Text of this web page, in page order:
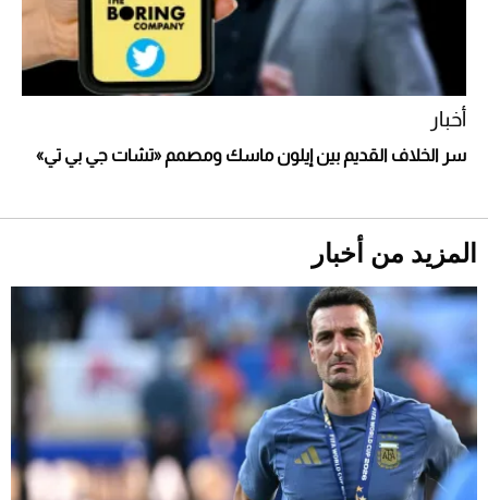
أخبار
سر الخلاف القديم بين إيلون ماسك ومصمم «تشات جي بي تي»
المزيد من أخبار